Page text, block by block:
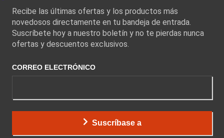
Recibe las últimas ofertas y los productos más
novedosos directamente en tu bandeja de entrada.
Suscríbete hoy a nuestro boletín y no te pierdas nunca
ofertas y descuentos exclusivos.
CORREO ELECTRÓNICO
Suscríbase a